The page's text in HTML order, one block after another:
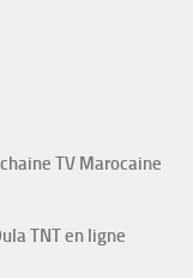
TV Marocaine
TNT en ligne